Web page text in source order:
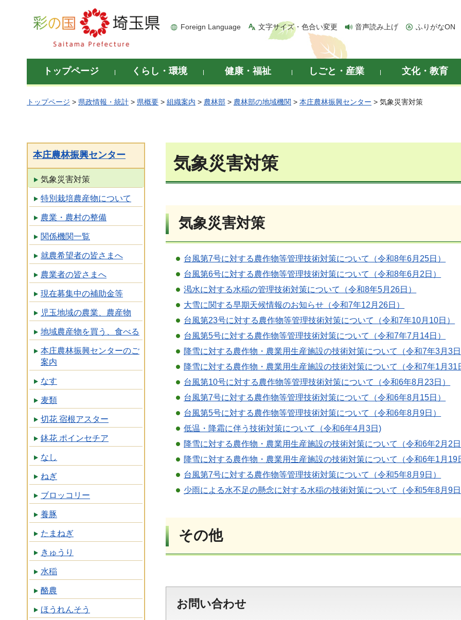
彩の国 埼玉県
Foreign Language 文字サイズ・色合い変更 音声読み上げ ふりがなON
トップページ くらし・環境 健康・福祉 しごと・産業 文化・教育
トップページ > 県政情報・統計 > 県概要 > 組織案内 > 農林部 > 農林部の地域機関 > 本庄農林振興センター > 気象災害対策
本庄農林振興センター
気象災害対策
特別栽培農産物について
農業・農村の整備
関係機関一覧
就農希望者の皆さまへ
農業者の皆さまへ
現在募集中の補助金等
児玉地域の農業、農産物
地域農産物を買う、食べる
本庄農林振興センターのご
案内
なす
麦類
切花 宿根アスター
鉢花 ポインセチア
なし
ねぎ
ブロッコリー
養豚
たまねぎ
きゅうり
水稲
酪農
ほうれんそう
気象災害対策
気象災害対策
台風第7号に対する農作物等管理技術対策について（令和8年6月25日）
台風第6号に対する農作物等管理技術対策について（令和8年6月2日）
渇水に対する水稲の管理技術対策について（令和8年5月26日）
大雪に関する早期天候情報のお知らせ（令和7年12月26日）
台風第23号に対する農作物等管理技術対策について（令和7年10月10日）
台風第5号に対する農作物等管理技術対策について（令和7年7月14日）
降雪に対する農作物・農業用生産施設の技術対策について（令和7年3月3
降雪に対する農作物・農業用生産施設の技術対策について（令和7年1月31
台風第10号に対する農作物等管理技術対策について（令和6年8月23日）
台風第7号に対する農作物等管理技術対策について（令和6年8月15日）
台風第5号に対する農作物等管理技術対策について（令和6年8月9日）
低温・降霜に伴う技術対策について（令和6年4月3日)
降雪に対する農作物・農業用生産施設の技術対策について（令和6年2月2
降雪に対する農作物・農業用生産施設の技術対策について（令和6年1月19
台風第7号に対する農作物等管理技術対策について（令和5年8月9日）
少雨による水不足の懸念に対する水稲の技術対策について（令和5年8月9
その他
お問い合わせ